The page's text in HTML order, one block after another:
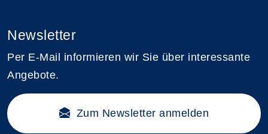
Newsletter
Per E-Mail informieren wir Sie über interessante
Angebote.
Zum Newsletter anmelden